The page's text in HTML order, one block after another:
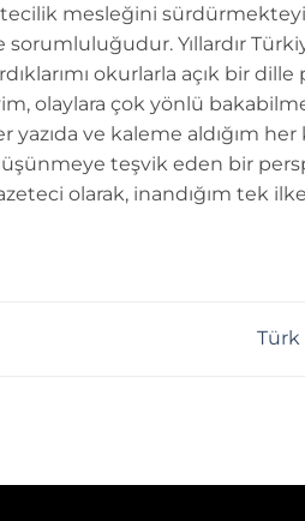
mesleğini
Yıllardır
okurlarla açık bir dille
olaylara çok yönlü
yazıda ve kaleme aldığım
teşvik eden bir
olarak, inandığım tek
Türk